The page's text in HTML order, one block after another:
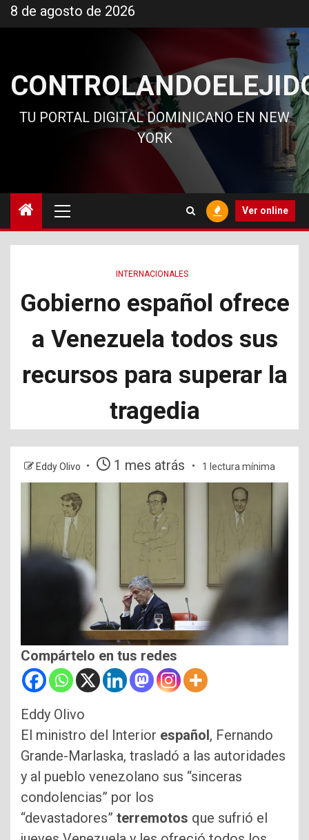
al
8 de agosto de 2026
TU PORTAL DIGITAL DOMINICANO EN NEW
YORK
principal
Ver online
INTERNACIONALES
Gobierno español ofrece
a Venezuela todos sus
recursos para superar la
tragedia
Eddy Olivo 1 mes atrás 1 lectura mínima
Compártelo en tus redes
Eddy Olivo
El ministro del Interior español , Fernando
Grande-Marlaska, trasladó a las autoridades
y al pueblo venezolano sus “sinceras
condolencias” por los
“devastadores” terremotos que sufrió el